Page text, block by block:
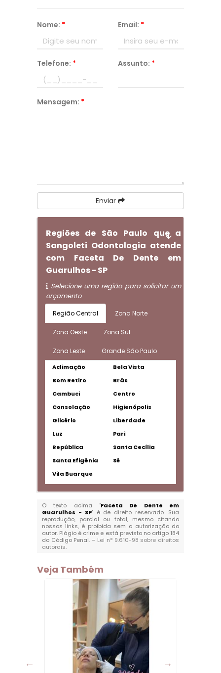
Nome: * Email: *
Telefone: * Assunto: *
Mensagem: *
Enviar
Regiões de São Paulo que a
Sangoleti Odontologia atende
com Faceta De Dente em
Guarulhos - SP
Selecione uma região para solicitar um
orçamento
Região Central Zona Norte
Zona Oeste Zona Sul
Zona Leste Grande São Paulo
Aclimação
Bela Vista
Bom Retiro
Brás
Cambuci
Centro
Consolação
Higienópolis
Glicério
Liberdade
Luz
Pari
República
Santa Cecília
Santa Efigênia
Sé
Vila Buarque
O texto acima "Faceta De Dente em
Guarulhos - SP" é de direito reservado. Sua
reprodução, parcial ou total, mesmo citando
nossos links, é proibida sem a autorização do
autor. Plágio é crime e está previsto no artigo 184
do Código Penal. – Lei n° 9.610-98 sobre direitos
autorais.
Veja Também